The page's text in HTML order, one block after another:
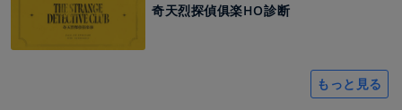
奇天烈探偵俱楽HO診断
もっと見る